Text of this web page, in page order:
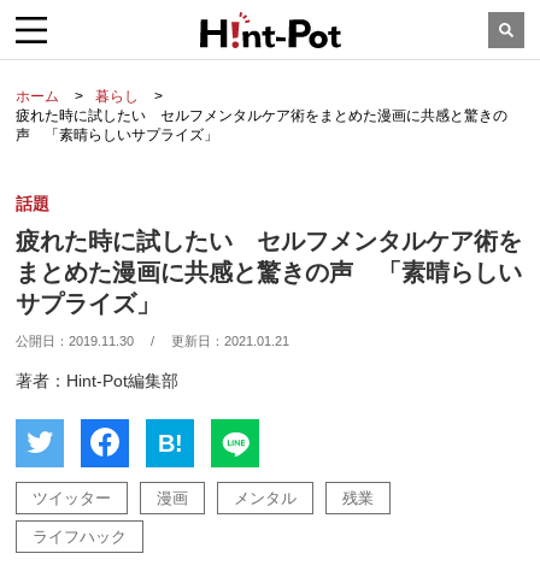
ホーム
暮らし
疲れた時に試したい セルフメンタルケア術をまとめた漫画に共感と驚きの
声 「素晴らしいサプライズ」
話題
疲れた時に試したい セルフメンタルケア術を
まとめた漫画に共感と驚きの声 「素晴らしい
サプライズ」
公開日：2019.11.30 / 更新日：2021.01.21
著者：Hint-Pot編集部
B!
ツイッター 漫画 メンタル 残業
ライフハック